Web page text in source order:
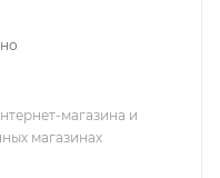
магазина и
магазинах